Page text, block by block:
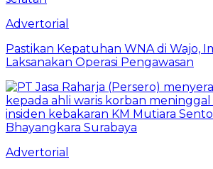
Advertorial
Pastikan Kepatuhan WNA di Wajo,
Laksanakan Operasi Pengawasan
Advertorial